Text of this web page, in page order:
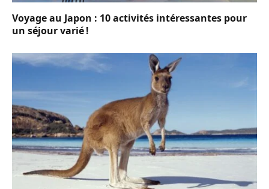
Voyage au Japon : 10 activités intéressantes pour
un séjour varié !